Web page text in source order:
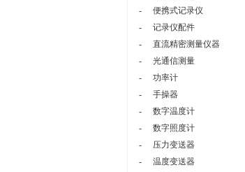
-
便携式记录仪
-
记录仪配件
-
直流精密测量仪器
-
光通信测量
-
功率计
-
手操器
-
数字温度计
-
数字照度计
-
压力变送器
-
温度变送器